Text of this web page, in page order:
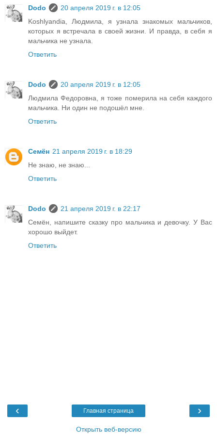
Dodo
20 апреля 2019 г. в 12:05
Koshlyandia, Людмила, я узнала знакомых мальчиков,
которых я встречала в своей жизни. И правда, в себя я
мальчика не узнала.
Ответить
Dodo
20 апреля 2019 г. в 12:05
Людмила Федоровна, я тоже померила на себя каждого
мальчика. Ни один не подошёл мне.
Ответить
Семён 21 апреля 2019 г. в 18:29
Не знаю, не знаю...
Ответить
Dodo
21 апреля 2019 г. в 22:17
Семён, напишите сказку про мальчика и девочку. У Вас
хорошо выйдет.
Ответить
‹ ›
Главная страница
Открыть веб-версию